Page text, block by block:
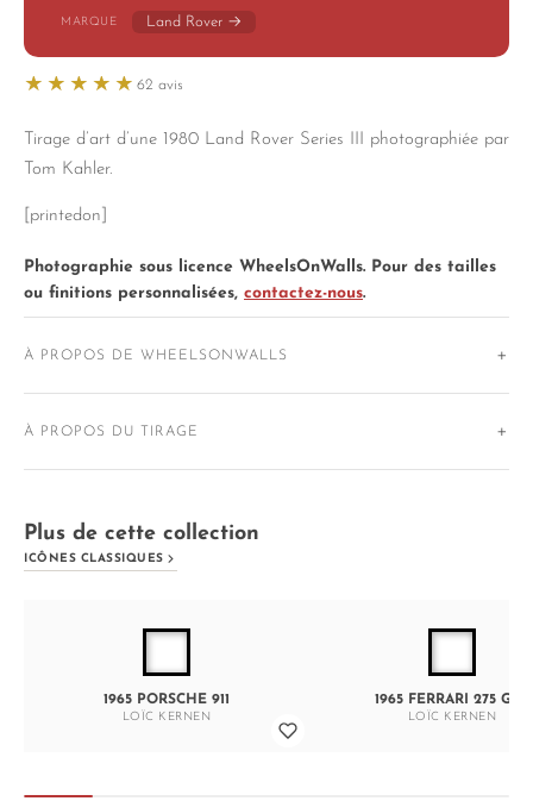
MARQUE Land Rover →
62 avis
Tirage d’art d’une 1980 Land Rover Series III photographiée par
Tom Kahler.
[printedon]
Photographie sous licence WheelsOnWalls. Pour des tailles
ou finitions personnalisées, contactez-nous.
À PROPOS DE WHEELSONWALLS
À PROPOS DU TIRAGE
Plus de cette collection
ICÔNES CLASSIQUES
1965 PORSCHE 911
LOÏC KERNEN
1965 FERRARI 275 GTB
LOÏC KERNEN